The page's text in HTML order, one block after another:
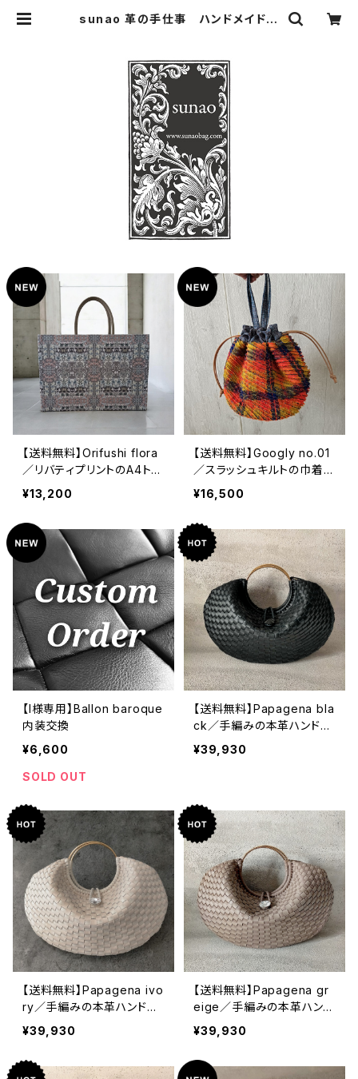
sunao 革の手仕事 ハンドメイドバ
【送料無料】Orifushi flora
／リバティプリントのA4トー
トバッグ
¥13,200
【送料無料】Googly no.01
／スラッシュキルトの巾着バ
ッグ
¥16,500
【I様専用】Ballon baroque
内装交換
¥6,600
SOLD OUT
【送料無料】Papagena bla
ck／手編みの本革ハンドバ
ッグ
¥39,930
【送料無料】Papagena ivo
ry／手編みの本革ハンドバ
ッグ
¥39,930
【送料無料】Papagena gr
eige／手編みの本革ハンド
バッグ
¥39,930